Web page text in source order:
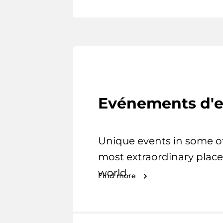
Evénements
Unique events in some
most extraordinary
world.
Find more